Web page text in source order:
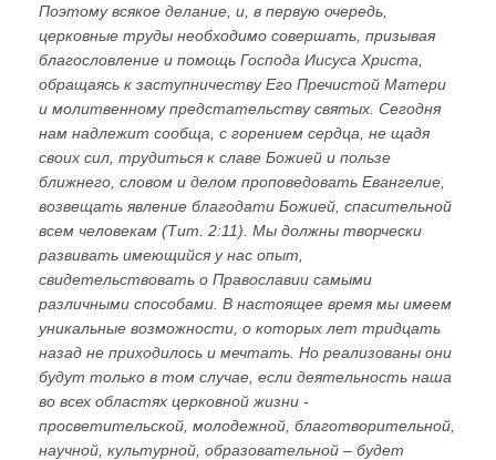
Поэтому всякое делание, и, в первую очередь,
церковные труды необходимо совершать, призывая
благословление и помощь Господа Иисуса Христа,
обращаясь к заступничеству Его Пречистой Матери
и молитвенному предстательству святых. Сегодня
нам надлежит сообща, с горением сердца, не щадя
своих сил, трудиться к славе Божией и пользе
ближнего, словом и делом проповедовать Евангелие,
возвещать явление благодати Божией, спасительной
всем человекам (Тит. 2:11). Мы должны творчески
развивать имеющийся у нас опыт,
свидетельствовать о Православии самыми
различными способами. В настоящее время мы имеем
уникальные возможности, о которых лет тридцать
назад не приходилось и мечтать. Но реализованы они
будут только в том случае, если деятельность наша
во всех областях церковной жизни -
просветительской, молодежной, благотворительной,
научной, культурной, образовательной – будет